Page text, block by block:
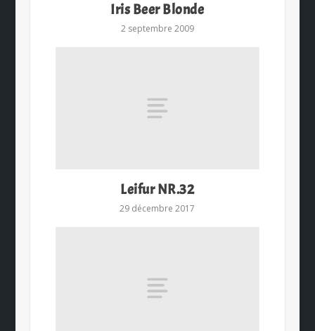
Iris Beer Blonde
2 septembre 2009
Leifur NR.32
29 décembre 2017